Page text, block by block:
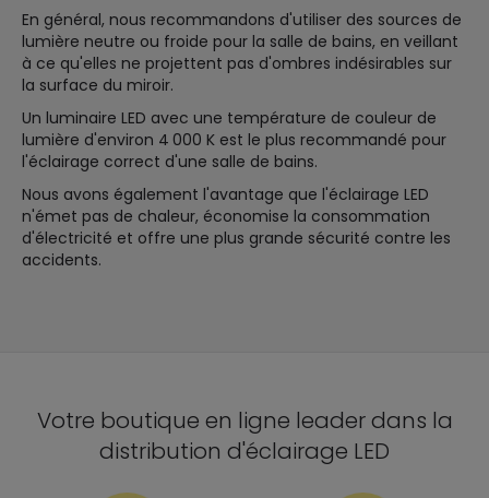
En général, nous recommandons d'utiliser des sources de
lumière neutre ou froide pour la salle de bains, en veillant
à ce qu'elles ne projettent pas d'ombres indésirables sur
la surface du miroir.
Un luminaire LED avec une température de couleur de
lumière d'environ 4 000 K est le plus recommandé pour
l'éclairage correct d'une salle de bains.
Nous avons également l'avantage que l'éclairage LED
n'émet pas de chaleur, économise la consommation
d'électricité et offre une plus grande sécurité contre les
accidents.
Votre boutique en ligne leader dans la
distribution d'éclairage LED